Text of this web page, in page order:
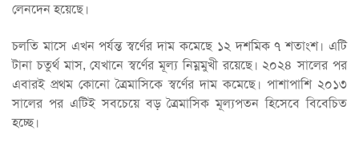
লেনদেন হয়েছে।
চলতি মাসে এখন পর্যন্ত স্বর্ণের দাম কমেছে ১২ দশমিক ৭ শতাংশ। এটি
টানা চতুর্থ মাস, যেখানে স্বর্ণের মূল্য নিম্নমুখী রয়েছে। ২০২৪ সালের পর
এবারই প্রথম কোনো ত্রৈমাসিকে স্বর্ণের দাম কমেছে। পাশাপাশি ২০১৩
সালের পর এটিই সবচেয়ে বড় ত্রৈমাসিক মূল্যপতন হিসেবে বিবেচিত
হচ্ছে।